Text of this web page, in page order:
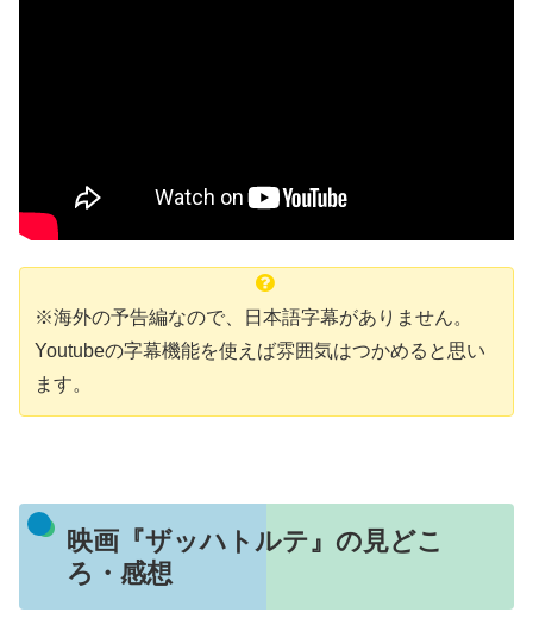
※海外の予告編なので、日本語字幕がありません。
Youtubeの字幕機能を使えば雰囲気はつかめると思い
ます。
映画『ザッハトルテ』の見どこ
ろ・感想